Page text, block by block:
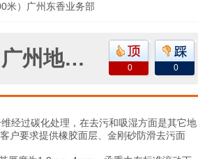
米）广州东香业务部
0 0
广州地毯、铝合金防尘地毯、广州地毯批发、广州地毯厂家
过碳化处理，在去污和吸湿方面是其它地
户要求提供橡胶面层、金刚砂防滑去污面